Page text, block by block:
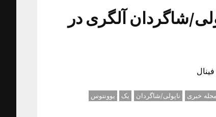
شاگردان آلگری در
مجله خبری ناپولی/شاگردان یک یوونتوس